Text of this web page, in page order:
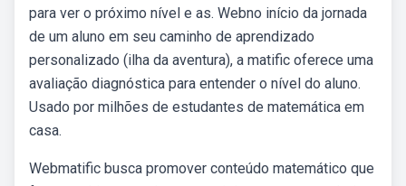
para ver o próximo nível e as. Webno início da jornada
de um aluno em seu caminho de aprendizado
personalizado (ilha da aventura), a matific oferece uma
avaliação diagnóstica para entender o nível do aluno.
Usado por milhões de estudantes de matemática em
casa.
Webmatific busca promover conteúdo matemático que